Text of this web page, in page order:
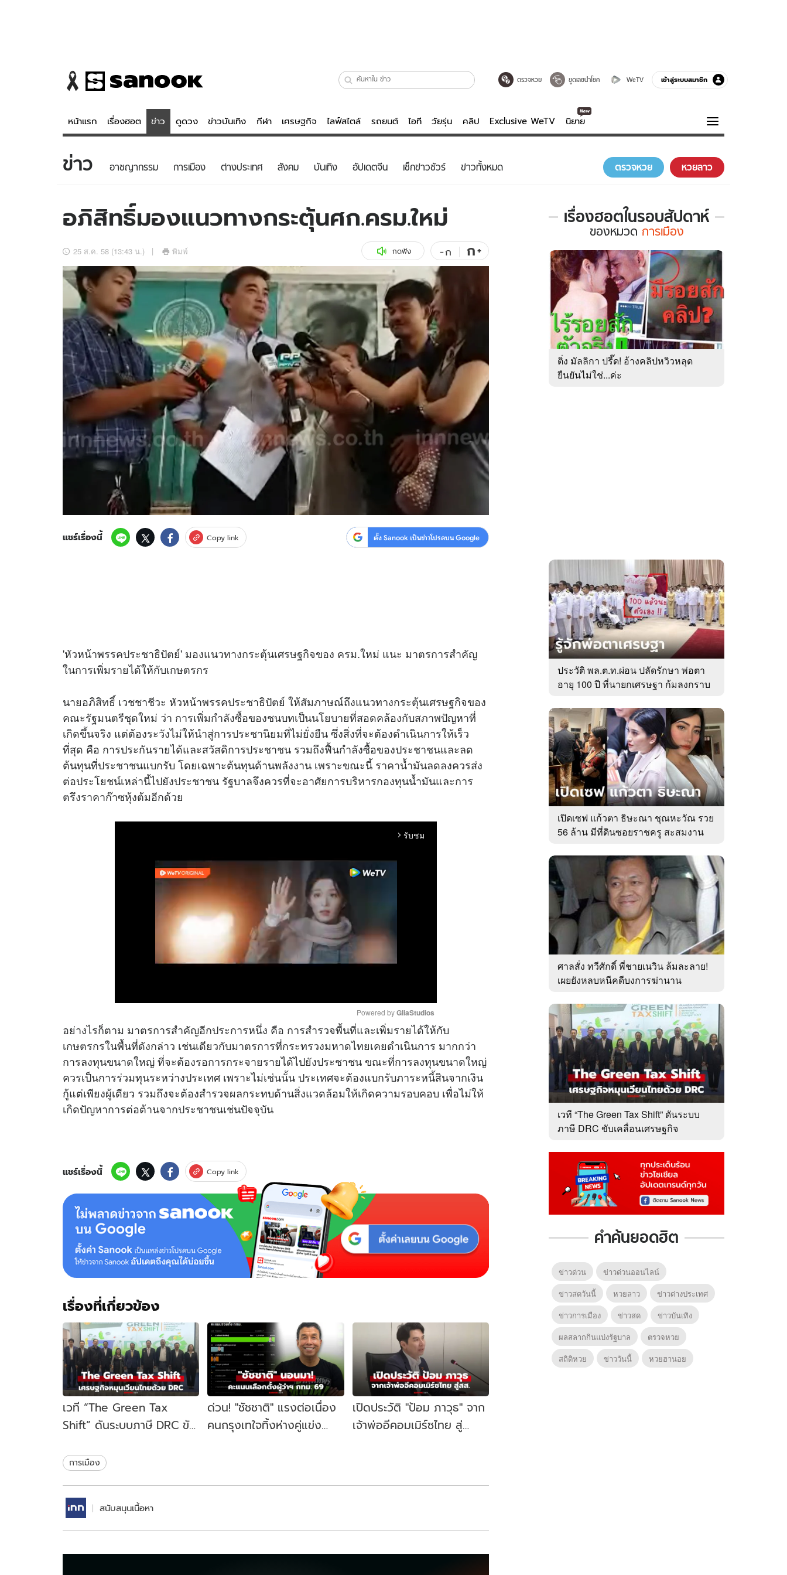
ตรวจหวย ขูดเลขนำโชค WeTV เข้าสู่ระบบสมาชิก
หน้าแรก เรื่องฮอต ข่าว ดูดวง ข่าวบันเทิง กีฬา เศรษฐกิจ ไลฟ์สไตล์ รถยนต์ ไอที วัยรุ่น คลิป Exclusive WeTV นิยาย
ข่าว
ข่าวบันเทิง
อัปเดตจีน
เช็กข่าวชัวร์
ดูดวง - ตรวจหวย
สถิติหวยไทย
ไลฟ์สไตล์
วัยรุ่น
รถยนต์
สุขภาพ
เที่ยว-กิน
Tasteful Thailand
Sanook Choice
บันเทิงครบรส
คลิป
พอดแคสต์
ความรู้รอบตัว
ฮาวทู
ดาวน์โหลดสนุกแอปฟรี ติดตามสนุกโซเชียลได้ที่
สงวนลิขสิทธิ์ ©2569 บริษัท อิมเมจ ฟิวเจอร์ (ประเทศไทย) จำกัด
ข่าว อาชญากรรม การเมือง ต่างประเทศ สังคม บันเทิง อัปเดตจีน เช็กข่าวชัวร์ ข่าวทั้งหมด ตรวจหวย หวยลาว
อภิสิทธิ์มองแนวทางกระตุ้นศก.ครม.ใหม่
25 ส.ค. 58 (13:43 น.) พิมพ์ กดฟัง -ก ก+
แชร์เรื่องนี้ Copy link ตั้ง Sanook เป็นข่าวโปรดบน Google
'หัวหน้าพรรคประชาธิปัตย์' มองแนวทางกระตุ้นเศรษฐกิจของ ครม.ใหม่ แนะ มาตรการสำคัญ
ในการเพิ่มรายได้ให้กับเกษตรกร
นายอภิสิทธิ์ เวชชาชีวะ หัวหน้าพรรคประชาธิปัตย์ ให้สัมภาษณ์ถึงแนวทางกระตุ้นเศรษฐกิจของ
คณะรัฐมนตรีชุดใหม่ ว่า การเพิ่มกำลังซื้อของชนบทเป็นนโยบายที่สอดคล้องกับสภาพปัญหาที่
เกิดขึ้นจริง แต่ต้องระวังไม่ให้นำสู่การประชานิยมที่ไม่ยั่งยืน ซึ่งสิ่งที่จะต้องดำเนินการให้เร็ว
ที่สุด คือ การประกันรายได้และสวัสดิการประชาชน รวมถึงฟื้นกำลังซื้อของประชาชนและลด
ต้นทุนที่ประชาชนแบกรับ โดยเฉพาะต้นทุนด้านพลังงาน เพราะขณะนี้ ราคาน้ำมันลดลงควรส่ง
ต่อประโยชน์เหล่านี้ไปยังประชาชน รัฐบาลจึงควรที่จะอาศัยการบริหารกองทุนน้ำมันและการ
ตรึงราคาก๊าซหุ้งต้มอีกด้วย
arrow_forward_ios รับชม
M
u
t
e
Powered by GliaStudios
อย่างไรก็ตาม มาตรการสำคัญอีกประการหนึ่ง คือ การสำรวจพื้นที่และเพิ่มรายได้ให้กับ
เกษตรกรในพื้นที่ดังกล่าว เช่นเดียวกับมาตรการที่กระทรวงมหาดไทยเคยดำเนินการ มากกว่า
การลงทุนขนาดใหญ่ ที่จะต้องรอการกระจายรายได้ไปยังประชาชน ขณะที่การลงทุนขนาดใหญ่
ควรเป็นการร่วมทุนระหว่างประเทศ เพราะไม่เช่นนั้น ประเทศจะต้องแบกรับภาระหนี้สินจากเงิน
กู้แต่เพียงผู้เดียว รวมถึงจะต้องสำรวจผลกระทบด้านสิ่งแวดล้อมให้เกิดความรอบคอบ เพื่อไม่ให้
เกิดปัญหาการต่อต้านจากประชาชนเช่นปัจจุบัน
แชร์เรื่องนี้ Copy link
เรื่องที่เกี่ยวข้อง
เวที “The Green Tax
Shift” ดันระบบภาษี DRC ขับ
ไทย
ด่วน! "ชัชชาติ" แรงต่อเนื่อง
คนกรุงเทใจทิ้งห่างคู่แข่ง
เปิดประวัติ "ป้อม ภาวุธ" จาก
เจ้าพ่ออีคอมเมิร์ซไทย สู่
การเมือง
สนับสนุนเนื้อหา
เรื่องฮอตในรอบสัปดาห์
เรื่อง
ใน
รอบ
สัปดาห์
ของ
หมวด
การเมือง
ของหมวด การเมือง
ติ่ง มัลลิกา ปรี๊ด! อ้างคลิปหวิวหลุด
ยืนยันไม่ใช่...ค่ะ
ประวัติ พล.ต.ท.ผ่อน ปลัดรักษา พ่อตา
อายุ 100 ปี ที่นายกเศรษฐา ก้มลงกราบ
เปิดเซฟ แก้วตา ธิษะณา ชุณหะวัณ รวย
56 ล้าน มีที่ดินซอยราชครู สะสมงาน
ศาลสั่ง ทวีศักดิ์ พี่ชายเนวิน ล้มละลาย!
เผยยังหลบหนีคดีบงการฆ่านาน
เวที “The Green Tax Shift” ดันระบบ
ภาษี DRC ขับเคลื่อนเศรษฐกิจ
คำค้นยอดฮิต
ข่าวด่วน
ข่าวด่วนออนไลน์
ข่าวสดวันนี้
หวยลาว
ข่าวต่างประเทศ
ข่าวการเมือง
ข่าวสด
ข่าวบันเทิง
ผลสลากกินแบ่งรัฐบาล
ตรวจหวย
สถิติหวย
ข่าววันนี้ หวยฮานอย